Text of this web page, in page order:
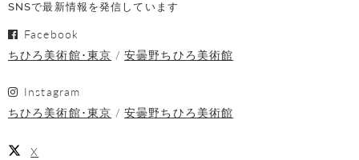
SNSで最新情報を発信しています
Facebook
ちひろ美術館･東京
安曇野ちひろ美術館
Instagram
ちひろ美術館･東京
安曇野ちひろ美術館
X